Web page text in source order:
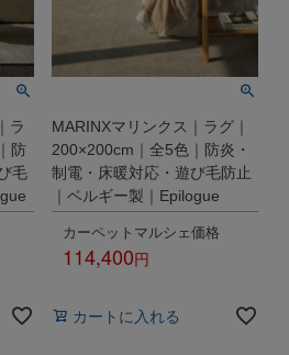
ラ
防
毛
MARINXマリンクス｜ラグ｜
200×200cm｜全5色｜防炎・
制電・床暖対応・遊び毛防止
｜ベルギー製｜Epilogue
カーペットマルシェ価格
114,400
カートに入れる